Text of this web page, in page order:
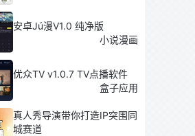
安卓Jú漫V1.0 纯净版
小说漫画
优众TV v1.0.7 TV点播软件
盒子应用
真人秀导演带你打造IP突围同
城赛道